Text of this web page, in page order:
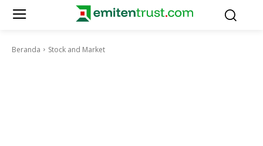
Beranda Stock and Market